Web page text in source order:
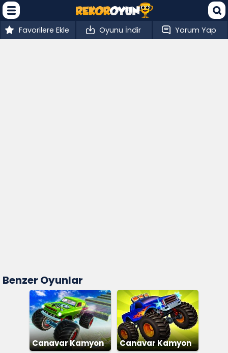
Favorilere Ekle Oyunu İndir Yorum Yap
Benzer Oyunlar
Canavar Kamyon
Canavar Kamyon